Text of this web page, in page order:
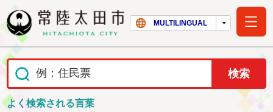
常陸太田市ホー
MULTILINGUAL
よく検索される言葉